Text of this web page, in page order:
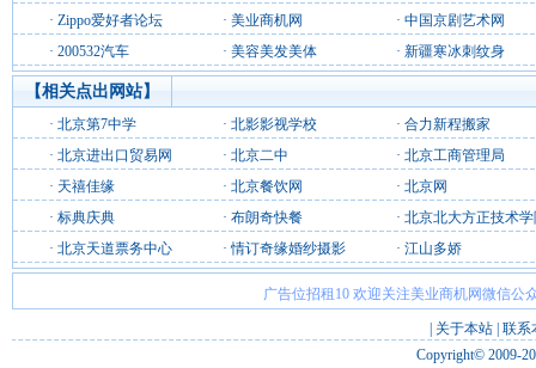
· Zippo爱好者论坛 · 美业商机网 · 中国京剧艺术网
· 200532汽车 · 美容美发美体 · 新疆寒冰刺纹身
【相关点出网站】
· 北京第7中学 · 北影影视学校 · 合力新程搬家
· 北京进出口贸易网 · 北京二中 · 北京工商管理局
· 天禧佳缘 · 北京餐饮网 · 北京网
· 标典庆典 · 布朗奇快餐 · 北京北大方正技术
· 北京天道票务中心 ·情订奇缘婚纱摄影 · 江山多娇
广告位招租10 欢迎关注美业商机网微信公
关于本站 联系
Copyright© 2009-